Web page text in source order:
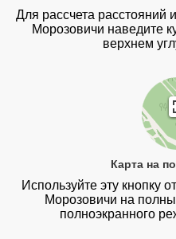
Для рассчета расстояний
Морозовичи наведите
верхнем
Карта на
Используйте эту кнопку
Морозовичи на
полноэкранного